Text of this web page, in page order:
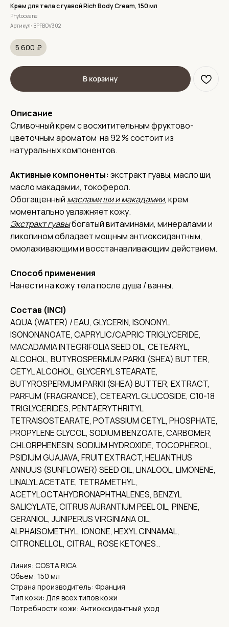
Крем для тела с гуавой Rich Body Cream, 150 мл
Phytoceane
Артикул: BPFBOV302
5 600 ₽
В корзину
Описание
Сливочный крем с восхитительным фруктово-
цветочным ароматом на 92 % состоит из
натуральных компонентов.
Активные компоненты: экстракт гуавы, масло ши,
масло макадамии, токоферол.
Обогащенный маслами ши и макадамии, крем
моментально увлажняет кожу.
Экстракт гуавыбогатый витаминами, минералами и
ликопином обладает мощным антиоксидантным,
омолаживающим и восстанавливающим действием.
Способ применения
Нанести на кожу тела после душа / ванны.
Состав (INCI)
AQUA (WATER) / EAU, GLYCERIN, ISONONYL
ISONONANOATE, CAPRYLIC/CAPRIC TRIGLYCERIDE,
MACADAMIA INTEGRIFOLIA SEED OIL, CETEARYL,
ALCOHOL, BUTYROSPERMUM PARKII (SHEA) BUTTER,
CETYL ALCOHOL, GLYCERYL STEARATE,
BUTYROSPERMUM PARKII (SHEA) BUTTER, EXTRACT,
PARFUM (FRAGRANCE), CETEARYL GLUCOSIDE, C10-18
TRIGLYCERIDES, PENTAERYTHRITYL
TETRAISOSTEARATE, POTASSIUM CETYL, PHOSPHATE,
PROPYLENE GLYCOL, SODIUM BENZOATE, CARBOMER,
CHLORPHENESIN, SODIUM HYDROXIDE, TOCOPHEROL,
PSIDIUM GUAJAVA, FRUIT EXTRACT, HELIANTHUS
ANNUUS (SUNFLOWER) SEED OIL, LINALOOL, LIMONENE,
LINALYL ACETATE, TETRAMETHYL,
ACETYLOCTAHYDRONAPHTHALENES, BENZYL
SALICYLATE, CITRUS AURANTIUM PEEL OIL, PINENE,
GERANIOL, JUNIPERUS VIRGINIANA OIL,
ALPHAISOMETHYL, IONONE, HEXYL CINNAMAL,
CITRONELLOL, CITRAL, ROSE KETONES..
Линия: COSTA RICA
Объем: 150 мл
Страна производитель: Франция
Тип кожи: Для всех типов кожи
Потребности кожи: Антиоксидантный уход
Соц. сети
О нас
Доставка
Контакты
Адреса
Адрес офиса и пункта выдачи:
г. Нижний Новгород, ул. Короленко, 32
Реквизиты
ОГРН 1185275060838
КПП 526201001